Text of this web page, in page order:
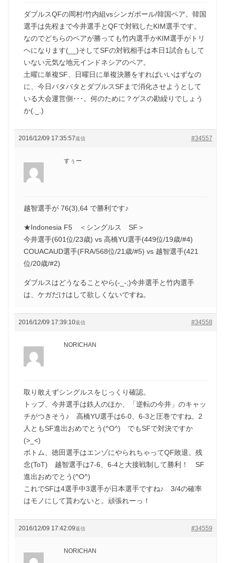
ダブルスQFの岡村/竹内組vsシンガポール/韓国ペア。韓国
選手は先程まで今井選手とQFで対戦したKIM選手です。
なのでどちらのペアが勝っても竹内選手かKIM選手がトリ
ヘになります(__)そしてSFの対戦相手は本日1試合もして
いない元気な地元インドネシアのペア。
土曜に単複SF、日曜日に単複決勝をすればいいはずなの
に、今日バタバタとダブルスSFまで消化させようとして
いる大会運営側･･･。何のために？ゲスの勘繰りでしょう
か(._.)
2016/12/09 17:35:57 #34557
返信
すぅー
越智選手が 76(3),64 で勝利です♪
★Indonesia F5 ＜シングルス SF＞
今井選手(601位/23歳) vs 高橋YU選手(449位/19歳/#4)
COUACAUD選手(FRA/568位/21歳/#5) vs 越智選手(421
位/20歳/#2)
ダブルスはどうなることやら(-_-;)今井選手と竹内選手
は、ケガだけはして欲しくないですね。
2016/12/09 17:39:10 #34558
返信
NORICHAN
取り敢えずシングルスをじっくり確認。
トップ、今井選手は鉄人のほか、「逆転の今井」のキャッ
チがつきそう♪ 高橋YU選手は6-0、6-3と圧巻ですね。2
人ともSF進出おめでとう(^O^) でもSFで対決ですか
(>_<)
ボトム、徳田選手はエンゾにやられちゃってQF敗退。残
念(ToT) 越智選手は7-6、6-4と大接戦制して勝利！ SF
進出おめでとう(^O^)
これでSFは4選手中3選手が日本選手ですね♪ 3/4の確率
はモノにして貰わないと。頑張れーっ！
2016/12/09 17:42:09 #34559
返信
NORICHAN